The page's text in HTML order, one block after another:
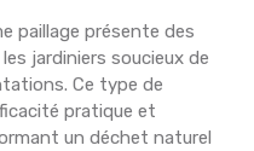
paillage présente des
jardiniers soucieux de
Ce type de
pratique et
un déchet naturel